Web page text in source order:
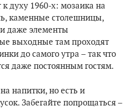
духу 1960-х: мозаика на
каменные столешницы,
даже элементы
выходные там проходят
до самого утра – так что
даже постоянным гостям.
напитки, но есть и
Забегайте попрощаться –